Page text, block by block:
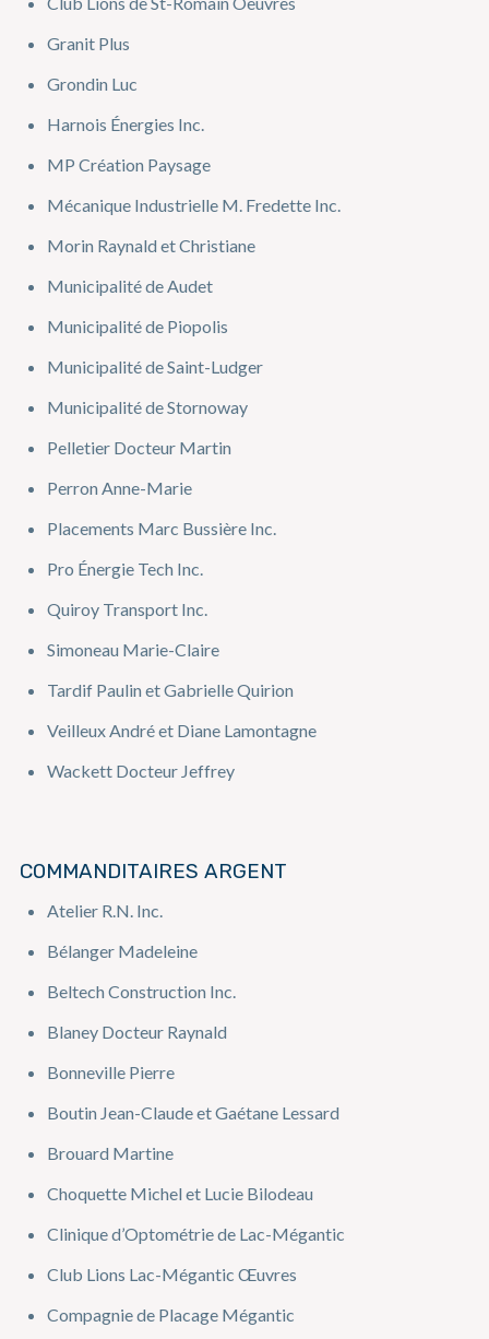
Granit Plus
Grondin Luc
Harnois Énergies Inc.
MP Création Paysage
Mécanique Industrielle M. Fredette Inc.
Morin Raynald et Christiane
Municipalité de Audet
Municipalité de Piopolis
Municipalité de Saint-Ludger
Municipalité de Stornoway
Pelletier Docteur Martin
Perron Anne-Marie
Placements Marc Bussière Inc.
Pro Énergie Tech Inc.
Quiroy Transport Inc.
Simoneau Marie-Claire
Tardif Paulin et Gabrielle Quirion
Veilleux André et Diane Lamontagne
Wackett Docteur Jeffrey
COMMANDITAIRES ARGENT
Atelier R.N. Inc.
Bélanger Madeleine
Beltech Construction Inc.
Blaney Docteur Raynald
Bonneville Pierre
Boutin Jean-Claude et Gaétane Lessard
Brouard Martine
Choquette Michel et Lucie Bilodeau
Clinique d’Optométrie de Lac-Mégantic
Club Lions Lac-Mégantic Œuvres
Compagnie de Placage Mégantic